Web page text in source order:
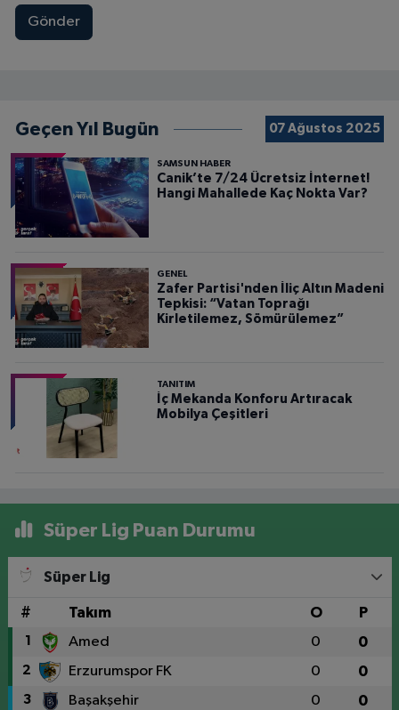
Gönder
Geçen Yıl Bugün 07 Ağustos 2025
SAMSUN HABER
Canik’te 7/24 Ücretsiz İnternet!
Hangi Mahallede Kaç Nokta Var?
GENEL
Zafer Partisi'nden İliç Altın Madeni
Tepkisi: “Vatan Toprağı
Kirletilemez, Sömürülemez”
TANITIM
İç Mekanda Konforu Artıracak
Mobilya Çeşitleri
Süper Lig Puan Durumu
Süper Lig
# Takım O P
1 Amed 0 0
2 Erzurumspor FK 0 0
3 Başakşehir 0 0